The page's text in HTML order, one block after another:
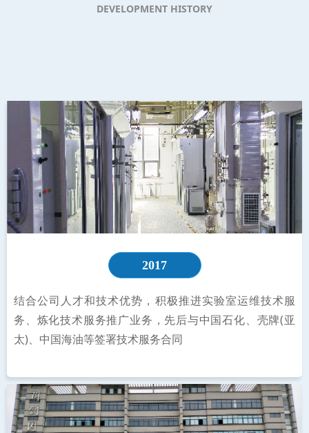
2017
结合公司人才和技术优势，积极推进实验室运维技术服
务、炼化技术服务推广业务，先后与中国石化、壳牌(亚
太)、中国海油等签署技术服务合同
DEVELOPMENT HISTORY